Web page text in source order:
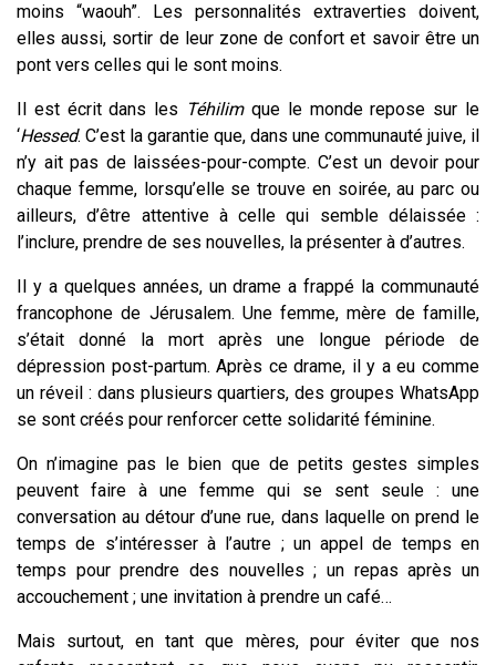
moins “waouh”. Les personnalités extraverties doivent,
elles aussi, sortir de leur zone de confort et savoir être un
pont vers celles qui le sont moins.
Il est écrit dans les Téhilimque le monde repose sur le
‘Hessed. C’est la garantie que, dans une communauté juive, il
n’y ait pas de laissées-pour-compte. C’est un devoir pour
chaque femme, lorsqu’elle se trouve en soirée, au parc ou
ailleurs, d’être attentive à celle qui semble délaissée :
l’inclure, prendre de ses nouvelles, la présenter à d’autres.
Il y a quelques années, un drame a frappé la communauté
francophone de Jérusalem. Une femme, mère de famille,
s’était donné la mort après une longue période de
dépression post-partum. Après ce drame, il y a eu comme
un réveil : dans plusieurs quartiers, des groupes WhatsApp
se sont créés pour renforcer cette solidarité féminine.
On n’imagine pas le bien que de petits gestes simples
peuvent faire à une femme qui se sent seule : une
conversation au détour d’une rue, dans laquelle on prend le
temps de s’intéresser à l’autre ; un appel de temps en
temps pour prendre des nouvelles ; un repas après un
accouchement ; une invitation à prendre un café…
Mais surtout, en tant que mères, pour éviter que nos